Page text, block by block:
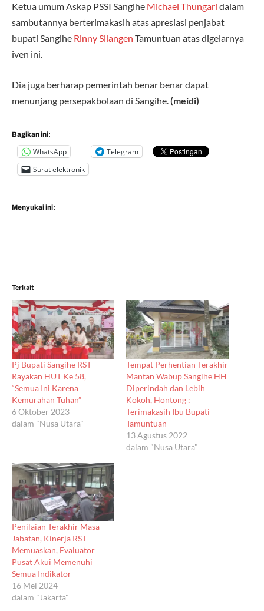
Ketua umum Askap PSSI Sangihe Michael Thungari dalam
sambutannya berterimakasih atas apresiasi penjabat
bupati Sangihe Rinny Silangen Tamuntuan atas digelarnya
iven ini.
Dia juga berharap pemerintah benar benar dapat
menunjang persepakbolaan di Sangihe.(meidi)
Bagikan ini:
WhatsApp
Telegram
Surat elektronik
Menyukai ini:
Terkait
Pj Bupati Sangihe RST
Rayakan HUT Ke 58,
“Semua Ini Karena
Kemurahan Tuhan”
6 Oktober 2023
dalam "Nusa Utara"
Tempat Perhentian Terakhir
Mantan Wabup Sangihe HH
Diperindah dan Lebih
Kokoh, Hontong :
Terimakasih Ibu Bupati
Tamuntuan
13 Agustus 2022
dalam "Nusa Utara"
Penilaian Terakhir Masa
Jabatan, Kinerja RST
Memuaskan, Evaluator
Pusat Akui Memenuhi
Semua Indikator
16 Mei 2024
dalam "Jakarta"